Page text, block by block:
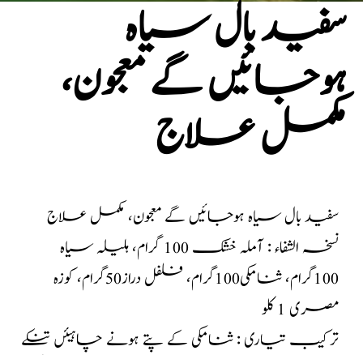
سفید بال سیاہ
ہوجائیں گے معجون،
مکمل علاج
سفید بال سیاہ ہوجائیں گے معجون، مکمل علاج
نسخہ الشفاء : آملہ خشک 100 گرام، ہلیلہ سیاہ
100گرام، ثنامکی100گرام، فلفل دراز50گرام، کوزہ
مصری 1 کلو
ترکیب تیاری : ثنامکی کے پتے ہونے چاہیئں تنکے